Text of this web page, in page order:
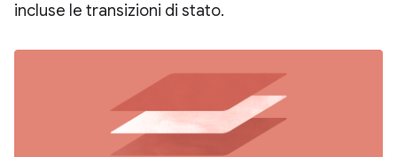
incluse le transizioni di stato.